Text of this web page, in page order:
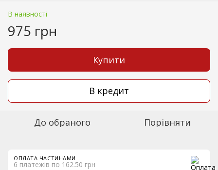
В наявності
975 грн
Купити
В кредит
До обраного Порівняти
ОПЛАТА ЧАСТИНАМИ
6 платежів по 162.50 грн